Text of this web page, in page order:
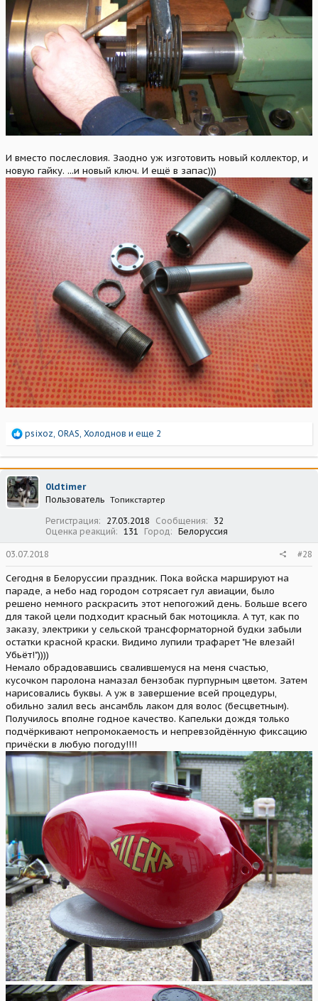
И вместо послесловия. Заодно уж изготовить новый коллектор, и
новую гайку. ...и новый ключ. И ещё в запас)))
Р
а
к
ц
и
и
psixoz, ORAS, Холоднов и еще 2
0ldtimer
Пользователь Топикстартер
Регистрация 27.03.2018 Сообщения
32
Оценка реакций
131 Город Белоруссия
03.07.2018 #28
Сегодня в Белоруссии праздник. Пока войска маршируют на
параде, а небо над городом сотрясает гул авиации, было
решено немного раскрасить этот непогожий день. Больше всего
для такой цели подходит красный бак мотоцикла. А тут, как по
заказу, электрики у сельской трансформаторной будки забыли
остатки красной краски. Видимо лупили трафарет "Не влезай!
Убьёт!"))))
Немало обрадовавшись свалившемуся на меня счастью,
кусочком паролона намазал бензобак пурпурным цветом. Затем
нарисовались буквы. А уж в завершение всей процедуры,
обильно залил весь ансамбль лаком для волос (бесцветным).
Получилось вполне годное качество. Капельки дождя только
подчёркивают непромокаемость и непревзойдённую фиксацию
причёски в любую погоду!!!!